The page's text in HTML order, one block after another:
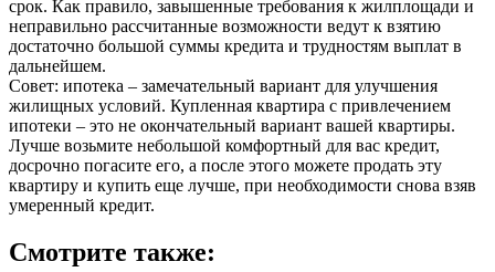
срок. Как правило, завышенные требования к жилплощади и
неправильно рассчитанные возможности ведут к взятию
достаточно большой суммы кредита и трудностям выплат в
дальнейшем.
Совет: ипотека – замечательный вариант для улучшения
жилищных условий. Купленная квартира с привлечением
ипотеки – это не окончательный вариант вашей квартиры.
Лучше возьмите небольшой комфортный для вас кредит,
досрочно погасите его, а после этого можете продать эту
квартиру и купить еще лучше, при необходимости снова взяв
умеренный кредит.
Смотрите также: